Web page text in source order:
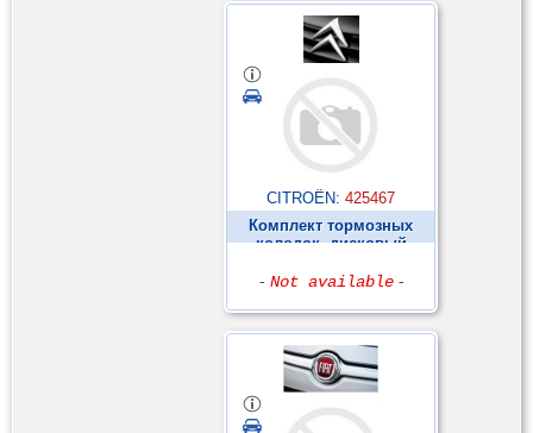
CITROËN: 425467
Комплект тормозных
колодок, дисковый
- Not available -